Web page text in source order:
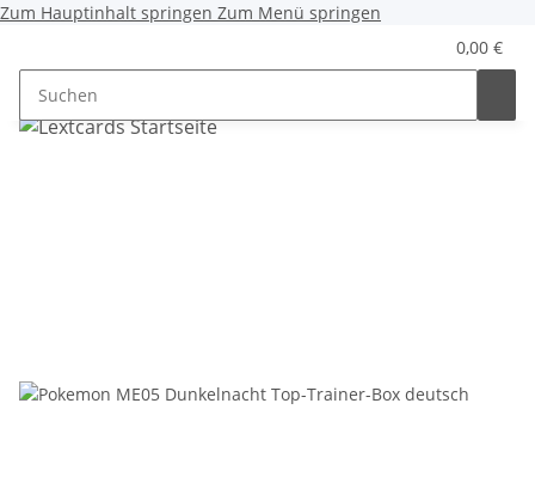
Zum Hauptinhalt springen Zum Menü springen
0,00 €